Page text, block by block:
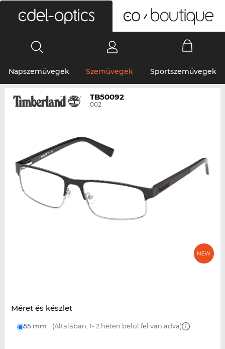
Napszemüvegek Szemüvegek Sportszemüvegek
TB50092
002
Méret és készlet
55 mm (Általában, 1- 2 héten belül fel van adva)